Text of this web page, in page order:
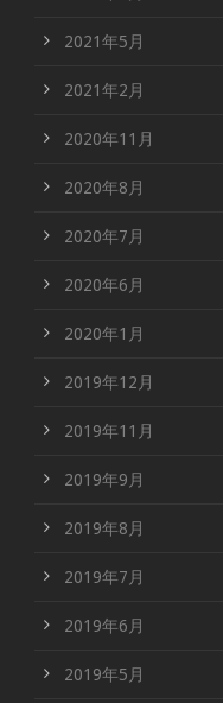
2021年5月
2021年2月
2020年11月
2020年8月
2020年7月
2020年6月
2020年1月
2019年12月
2019年11月
2019年9月
2019年8月
2019年7月
2019年6月
2019年5月